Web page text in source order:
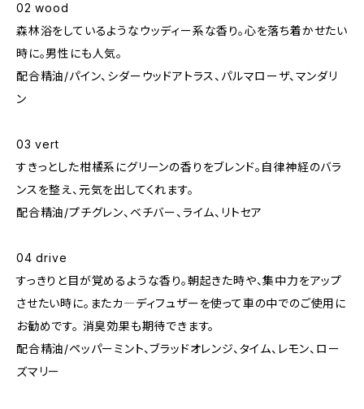
02 wood
森林浴をしているようなウッディー系な香り。心を落ち着かせたい
時に。男性にも人気。
配合精油/パイン、シダーウッドアトラス、パルマローザ、マンダリ
ン
03 vert
すきっとした柑橘系にグリーンの香りをブレンド。自律神経のバラ
ンスを整え、元気を出してくれます。
配合精油/プチグレン、ベチバー、ライム、リトセア
04 drive
すっきりと目が覚めるような香り。朝起きた時や、集中力をアップ
させたい時に。またカ―ディフュザーを使って車の中でのご使用に
お勧めです。 消臭効果も期待できます。
配合精油/ペッパーミント、ブラッドオレンジ、タイム、レモン、ロー
ズマリー